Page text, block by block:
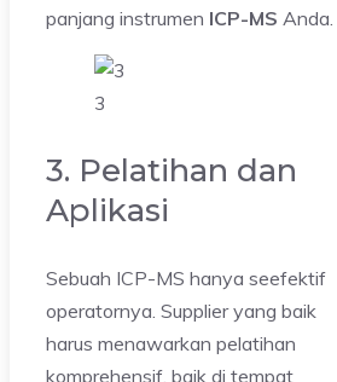
panjang instrumen ICP-MS Anda.
3
3. Pelatihan dan
Aplikasi
Sebuah ICP-MS hanya seefektif
operatornya. Supplier yang baik
harus menawarkan pelatihan
komprehensif, baik di tempat